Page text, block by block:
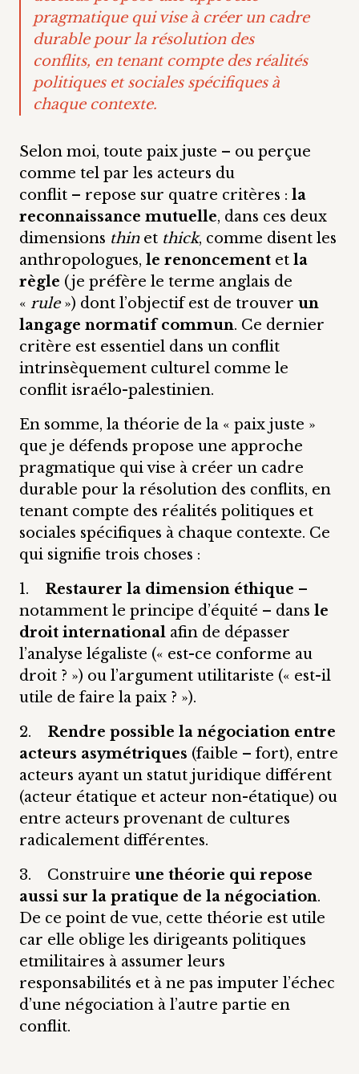
pragmatique qui vise à créer un cadre
durable pour la résolution des
conflits, en tenant compte des réalités
politiques et sociales spécifiques à
chaque contexte.
Selon moi, toute paix juste – ou perçue
comme tel par les acteurs du
conflit – repose sur quatre critères : la
reconnaissance mutuelle, dans ces deux
dimensions thinet thick, comme disent les
anthropologues, le renoncement et la
règle (je préfère le terme anglais de
« rule») dont l’objectif est de trouver un
langage normatif commun. Ce dernier
critère est essentiel dans un conflit
intrinsèquement culturel comme le
conflit israélo-palestinien.
En somme, la théorie de la « paix juste »
que je défends propose une approche
pragmatique qui vise à créer un cadre
durable pour la résolution des conflits, en
tenant compte des réalités politiques et
sociales spécifiques à chaque contexte. Ce
qui signifie trois choses :
1. Restaurer la dimension éthique –
notamment le principe d’équité – dans le
droit international afin de dépasser
l’analyse légaliste (« est-ce conforme au
droit ? ») ou l’argument utilitariste (« est-il
utile de faire la paix ? »).
2. Rendre possible la négociation entre
acteurs asymétriques (faible – fort), entre
acteurs ayant un statut juridique différent
(acteur étatique et acteur non-étatique) ou
entre acteurs provenant de cultures
radicalement différentes.
3. Construire une théorie qui repose
aussi sur la pratique de la négociation.
De ce point de vue, cette théorie est utile
car elle oblige les dirigeants politiques
etmilitaires à assumer leurs
responsabilités et à ne pas imputer l’échec
d’une négociation à l’autre partie en
conflit.